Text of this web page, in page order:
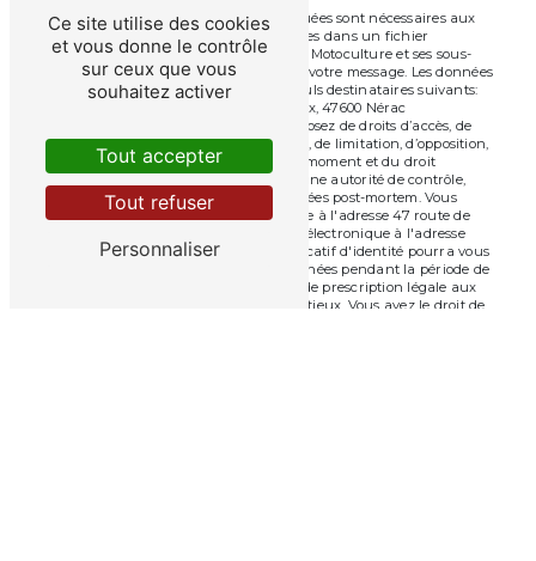
** Les données personnelles communiquées sont nécessaires aux
fins de vous contacter et sont enregistrées dans un fichier
informatisé. Elles sont destinées à Albret Motoculture et ses sous-
traitants dans le seul but de répondre à votre message. Les données
collectées seront communiquées aux seuls destinataires suivants:
Albret Motoculture 47 route de Bordeaux, 47600 Nérac
albretmotoculture@orange.fr. Vous disposez de droits d’accès, de
rectification, d’effacement, de portabilité, de limitation, d’opposition,
de retrait de votre consentement à tout moment et du droit
d’introduire une réclamation auprès d’une autorité de contrôle,
ainsi que d’organiser le sort de vos données post-mortem. Vous
pouvez exercer ces droits par voie postale à l'adresse 47 route de
Bordeaux, 47600 Nérac ou par courrier électronique à l'adresse
albretmotoculture@orange.fr. Un justificatif d'identité pourra vous
être demandé. Nous conservons vos données pendant la période de
prise de contact puis pendant la durée de prescription légale aux
fins probatoires et de gestion des contentieux. Vous avez le droit de
Ce site utilise des cookies
et vous donne le contrôle
sur ceux que vous
souhaitez activer
Tout accepter
Tout refuser
Personnaliser